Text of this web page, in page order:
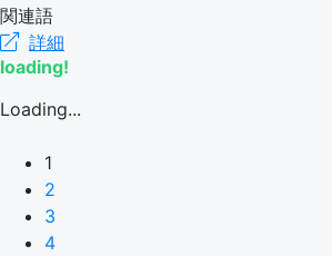
関連語
詳細
loading!
Loading...
1
2
3
4